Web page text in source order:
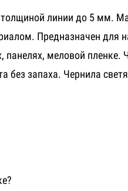
линии до 5 мм.
Предназначен для
панелях, меловой пленке.
без запаха. Чернила